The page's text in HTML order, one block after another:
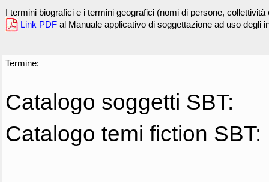
I termini biografici e i termini geografici (nomi di persone,
Link PDF al Manuale applicativo di soggettazione ad uso degli
Termine:
Catalogo soggetti SBT:
Catalogo temi fiction SBT: